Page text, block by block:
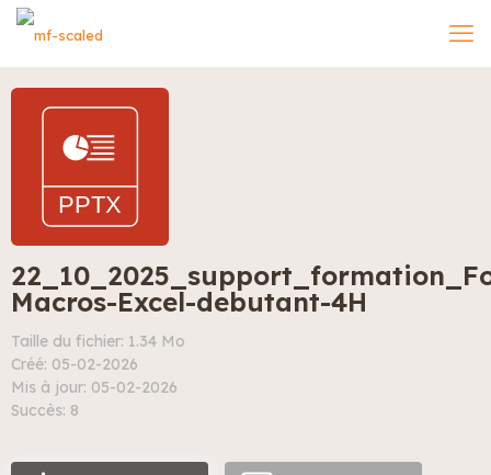
Macros-Excel-debutant-4H
Taille du fichier: 1.34 Mo
Créé: 05-02-2026
Mis à jour: 05-02-2026
Succès: 8